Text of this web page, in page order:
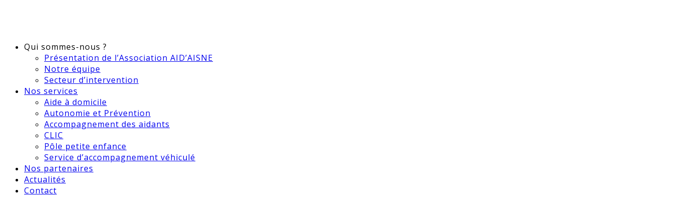
Qui sommes-nous ?
Présentation de l’Association AID’AISNE
Notre équipe
Secteur d’intervention
Nos services
Aide à domicile
Autonomie et Prévention
Accompagnement des aidants
CLIC
Pôle petite enfance
Service d’accompagnement véhiculé
Nos partenaires
Actualités
Contact